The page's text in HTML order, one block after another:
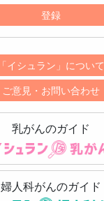
登録
「イシュラン」について
ご意見・お問い合わせ
乳がんのガイド
婦人科がんのガイド